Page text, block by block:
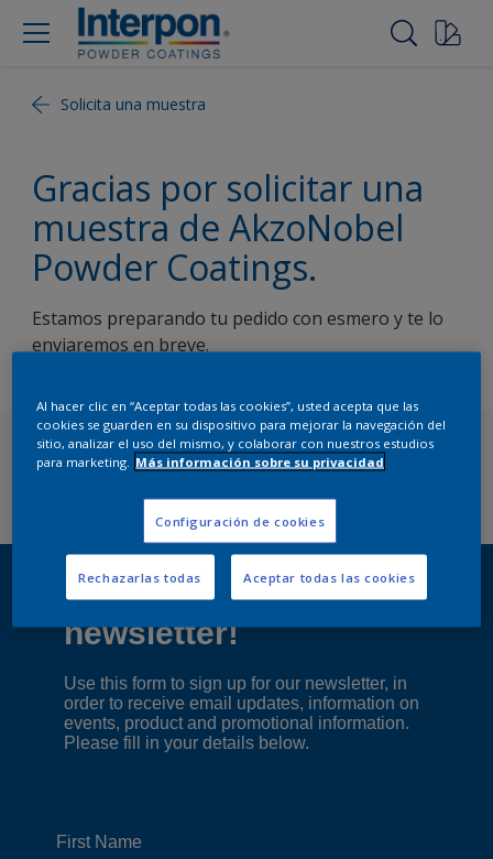
Solicita una muestra
Gracias por solicitar una
muestra de AkzoNobel
Powder Coatings.
Estamos preparando tu pedido con esmero y te lo
enviaremos en breve.
Follow Us
Al hacer clic en “Aceptar todas las cookies”, usted acepta que las
cookies se guarden en su dispositivo para mejorar la navegación del
sitio, analizar el uso del mismo, y colaborar con nuestros estudios
para marketing. Más información sobre su privacidad
Configuración de cookies
Rechazarlas todas Aceptar todas las cookies